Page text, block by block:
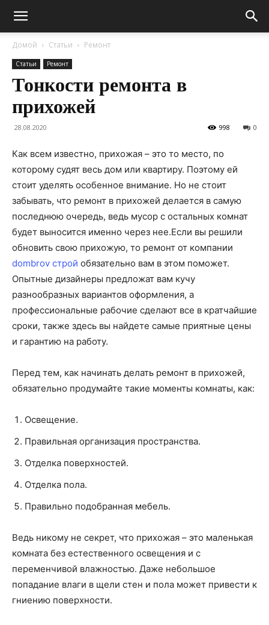
Домой Статьи Ремонт
Статьи Ремонт
Тонкости ремонта в
прихожей
28.08.2020 0
998
Как всем известно, прихожая – это то место, по
которому судят весь дом или квартиру. Поэтому ей
стоит уделять особенное внимание. Но не стоит
забывать, что ремонт в прихожей делается в самую
последнюю очередь, ведь мусор с остальных комнат
будет выносится именно через нее.Если вы решили
обновить свою прихожую, то ремонт от компании
dombrov строй обязательно вам в этом поможет.
Опытные дизайнеры предложат вам кучу
разнообразных вариантов оформления, а
профессиональные рабочие сделают все в кратчайшие
сроки, также здесь вы найдете самые приятные цены
и гарантию на работу.
Перед тем, как начинать делать ремонт в прихожей,
обязательно продумайте такие моменты комнаты, как:
Освещение.
Правильная организация пространства.
Отделка поверхностей.
Отделка пола.
Правильно подобранная мебель.
Ведь никому не секрет, что прихожая – это маленькая
комната без естественного освещения и с
переменчивой влажностью. Даже небольшое
попадание влаги в щели стен и пола может привести к
гниению поверхности.